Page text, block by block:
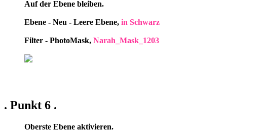
Auf der Ebene bleiben.
Ebene - Neu - Leere Ebene, in Schwarz
Filter - PhotoMask, Narah_Mask_1203
. Punkt 6 .
Oberste Ebene aktivieren.